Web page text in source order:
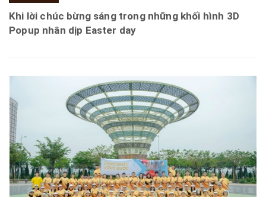
Khi lời chúc bừng sáng trong những khối hình 3D
Popup nhân dịp Easter day